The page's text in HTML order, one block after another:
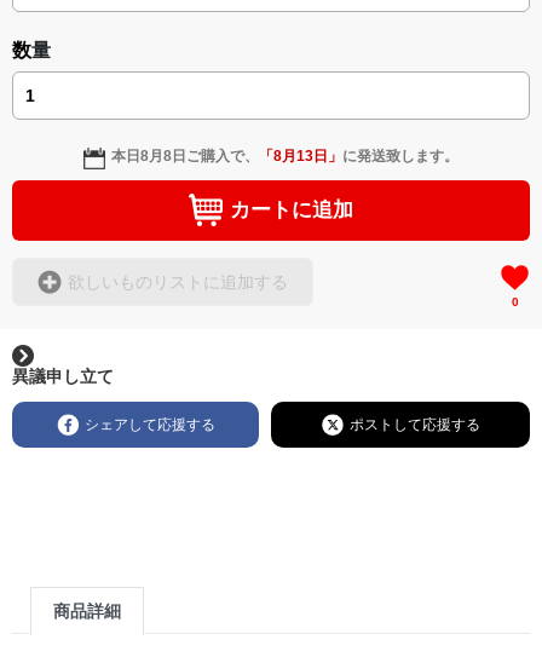
数量
本日8月8日 ご購入で、 「8月13日 」 に発送致します。
カートに追加
欲しいものリストに追加する
0
異議申し立て
シェアして応援する ポストして応援する
商品詳細